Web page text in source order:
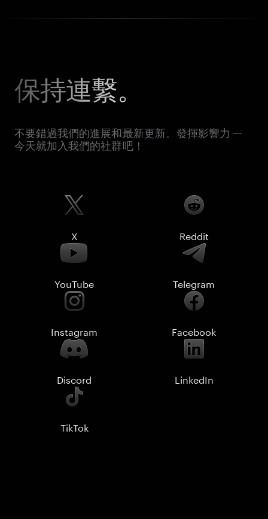
保持連繫。
不要錯過我們的進展和最新更新。發揮影響力 —
今天就加入我們的社群吧！
X Reddit
YouTube Telegram
Instagram Facebook
Discord LinkedIn
TikTok